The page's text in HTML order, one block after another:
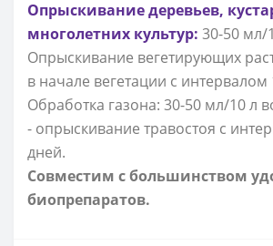
Опрыскивание деревьев,
многолетних культур: 30-50 мл/
Опрыскивание вегетирующих
в начале вегетации с интервалом
Обработка газона: 30-50 мл/10 л
- опрыскивание травостоя с
дней.
Совместим с большинством
биопрепаратов.